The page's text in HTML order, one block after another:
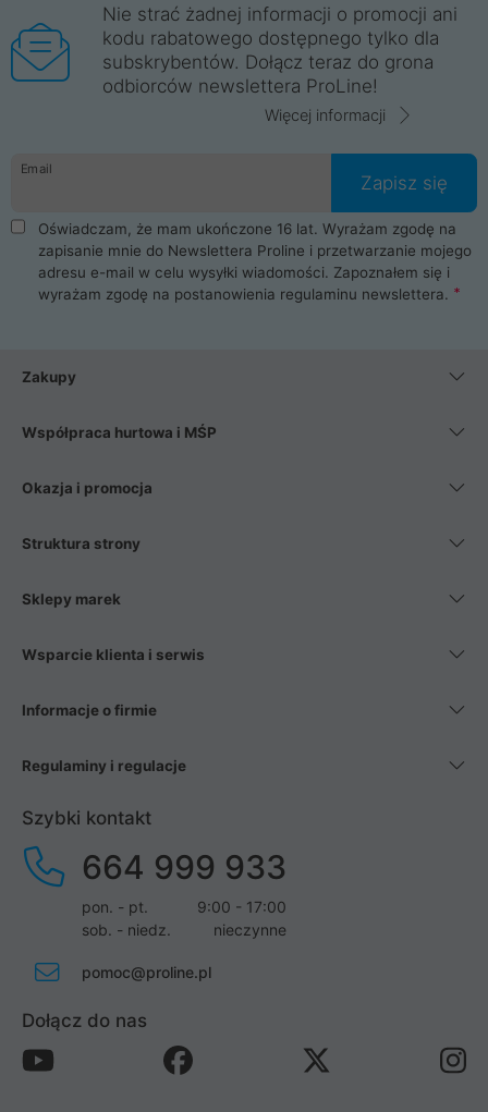
ProLine to polska firma ze 100% polskim kapitałem. Działamy
legalnie i płacimy podatki w naszym kraju! Posiadamy siedzibę
główną w Mirkowie oraz salony na terenie kraju. Cała
komunikacja ze sklepem komputerowym ProLine jest
danych osobowych. Dlatego zakup notebooka albo laptopa w
ProLine to czysta przyjemność i pełne bezpieczeństwo.
Zaopatrzysz się u nas w akcesoria i części komputerowe
takie jak procesory, karty graficzne, płyty główne, pamięci,
dyski SSD, M.2 oraz HDD. Nasi pracownicy pomogą Ci wybrać
najlepszy zasilacz komputerowy oraz obudowę do komputera.
Poza komputerami mamy również najlepsze na rynku
Smartfony takich producentów jak Xiaomi, Apple, Samsung i
wentylatory. Na koniec mając już to wszystko, możesz
Nie strać żadnej informacji o promocji ani
kodu rabatowego dostępnego tylko dla
subskrybentów. Dołącz teraz do grona
odbiorców newslettera ProLine!
Więcej informacji
Email
Zapisz się
Oświadczam, że mam ukończone 16 lat. Wyrażam zgodę na
zapisanie mnie do Newslettera Proline i przetwarzanie mojego
adresu e-mail w celu wysyłki wiadomości. Zapoznałem się i
wyrażam zgodę na postanowienia regulaminu newslettera.
Zakupy
Współpraca hurtowa i MŚP
Okazja i promocja
Struktura strony
Sklepy marek
Wsparcie klienta i serwis
Informacje o firmie
Regulaminy i regulacje
Szybki kontakt
664 999 933
pon. - pt.
9:00 - 17:00
sob. - niedz.
nieczynne
pomoc@proline.pl
Dołącz do nas